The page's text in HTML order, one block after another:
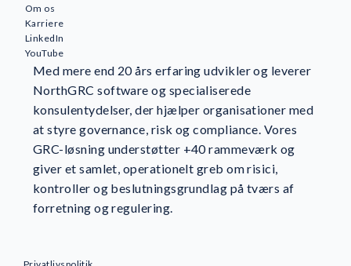
Om os
Karriere
LinkedIn
YouTube
Med mere end 20 års erfaring udvikler og leverer
NorthGRC software og specialiserede
konsulentydelser, der hjælper organisationer med
at styre governance, risk og compliance. Vores
GRC-løsning understøtter +40 rammeværk og
giver et samlet, operationelt greb om risici,
kontroller og beslutningsgrundlag på tværs af
forretning og regulering.